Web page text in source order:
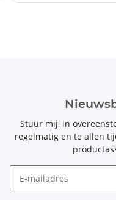
Stuur mij, in
regelmatig en te allen